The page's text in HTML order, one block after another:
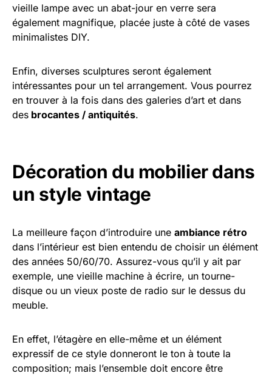
vieille lampe avec un abat-jour en verre sera
également magnifique, placée juste à côté de vases
minimalistes DIY.
Enfin, diverses sculptures seront également
intéressantes pour un tel arrangement. Vous pourrez
en trouver à la fois dans des galeries d’art et dans
des brocantes / antiquités.
Décoration du mobilier dans
un style vintage
La meilleure façon d’introduire une ambiance rétro
dans l’intérieur est bien entendu de choisir un élément
des années 50/60/70. Assurez-vous qu’il y ait par
exemple, une vieille machine à écrire, un tourne-
disque ou un vieux poste de radio sur le dessus du
meuble.
En effet, l’étagère en elle-même et un élément
expressif de ce style donneront le ton à toute la
composition; mais l’ensemble doit encore être